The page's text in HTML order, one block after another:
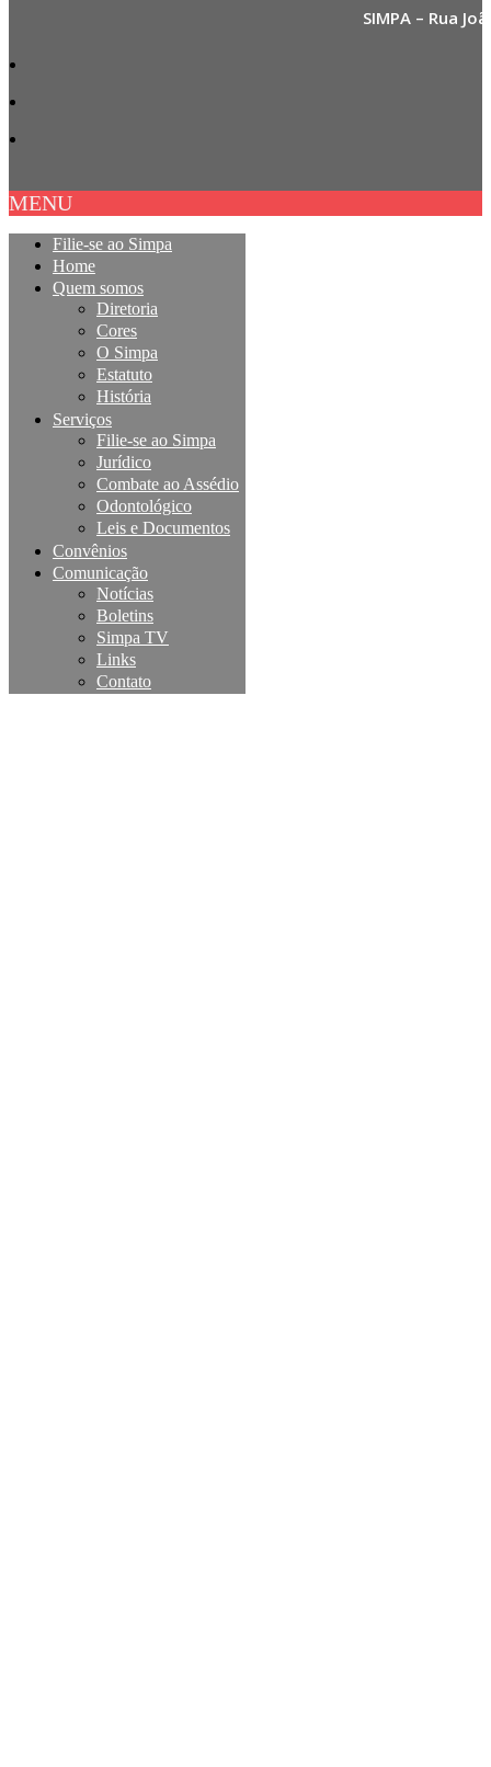
SIMPA – Rua
MENU
Filie-se ao Simpa
Home
Quem somos
Diretoria
Cores
O Simpa
Estatuto
História
Serviços
Filie-se ao Simpa
Jurídico
Combate ao Assédio
Odontológico
Leis e Documentos
Convênios
Comunicação
Notícias
Boletins
Simpa TV
Links
Contato